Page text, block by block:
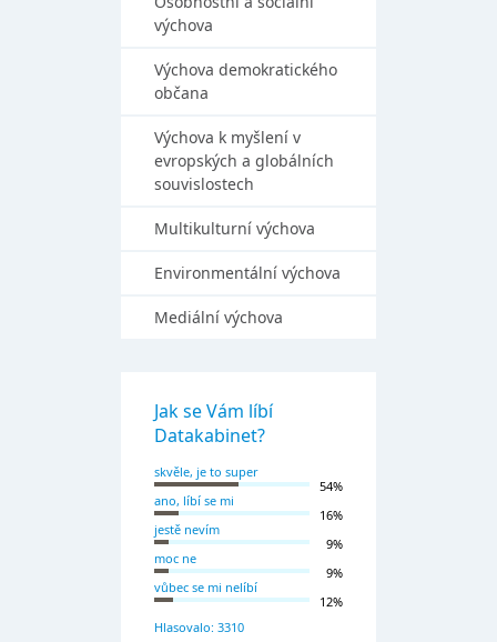
výchova
Výchova demokratického
občana
Výchova k myšlení v
evropských a globálních
souvislostech
Multikulturní výchova
Environmentální výchova
Mediální výchova
Jak se Vám líbí
Datakabinet?
skvěle, je to super
54%
ano, líbí se mi
16%
jestě nevím
9%
moc ne
9%
vůbec se mi nelíbí
12%
Hlasovalo: 3310